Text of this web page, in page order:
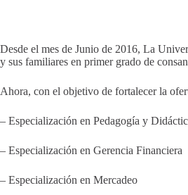
Desde el mes de Junio de 2016, La
y sus familiares en primer grado de
Ahora, con el objetivo de fortalecer la
– Especialización en Pedagogía y
– Especialización en Gerencia Financiera
– Especialización en Mercadeo